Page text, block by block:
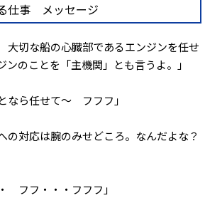
仕事 メッセージ
切な船の心臓部であるエンジンを任せ
ンのことを「主機関」とも言うよ。」
なら任せて～ フフフ」
の対応は腕のみせどころ。なんだよな？
フフ・・・フフフ」